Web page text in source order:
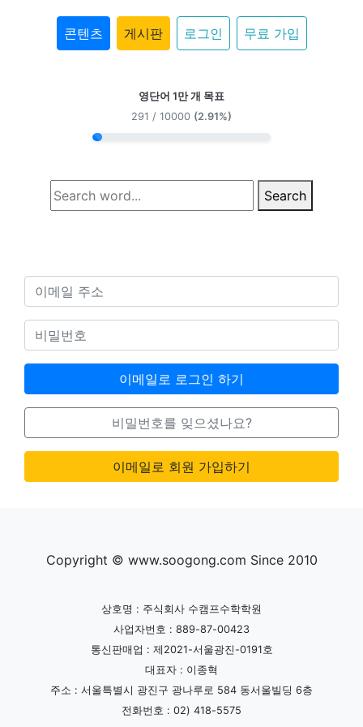
콘텐츠 게시판 로그인 무료 가입
영단어 1만 개 목표
291 / 10000 (2.91%)
Search
이메일로 로그인 하기
비밀번호를 잊으셨나요?
이메일로 회원 가입하기
Copyright © www.soogong.com Since 2010
상호명 : 주식회사 수캠프수학학원
사업자번호 : 889-87-00423
통신판매업 : 제2021-서울광진-0191호
대표자 : 이종혁
주소 : 서울특별시 광진구 광나루로 584 동서울빌딩 6층
전화번호 : 02) 418-5575